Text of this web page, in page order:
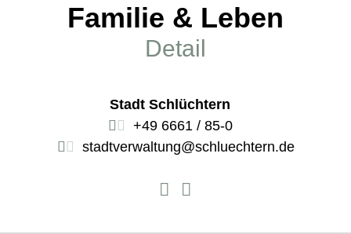
Familie & Leben
Detail
Stadt Schlüchtern
+49 6661 / 85-0
stadtverwaltung@schluechtern.de